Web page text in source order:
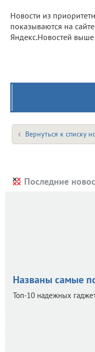
Новости из
показываются на сайте
Яндекс.Новостей выше
Вернуться к списку
Последние
Названы самые
Топ-10 надежных